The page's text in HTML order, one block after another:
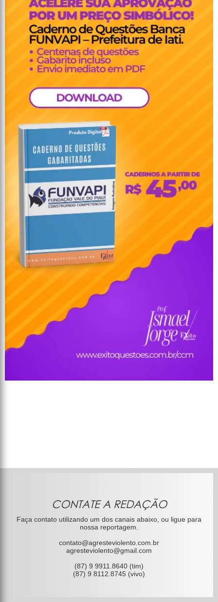
CONTATE A REDAÇÃO
Faça contato utilizando um dos canais abaixo, ou ligue para
nossa reportagem.
contato@agresteviolento.com.br
agresteviolento@gmail.com
(87) 9 9911.8640 (tim)
(87) 9 8112.8745 (vivo)